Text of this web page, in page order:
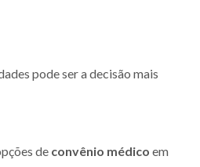
pode ser a decisão mais
de convênio médico em